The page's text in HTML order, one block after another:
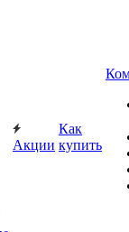
Акции
Как
купить